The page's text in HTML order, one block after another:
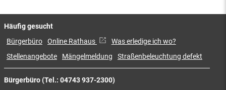
Bürgerbüro (Tel.: 04743 937-2300)
Häufig gesucht
Bürgerbüro Online Rathaus
Was erledige ich wo?
Stellenangebote
Mängelmeldung Straßenbeleuchtung defekt